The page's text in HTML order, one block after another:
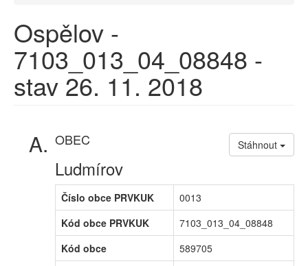
Ospělov -
7103_013_04_08848 -
stav 26. 11. 2018
OBEC Stáhnout
Ludmírov
Číslo obce PRVKUK
0013
Kód obce PRVKUK
7103_013_04_08848
Kód obce
589705